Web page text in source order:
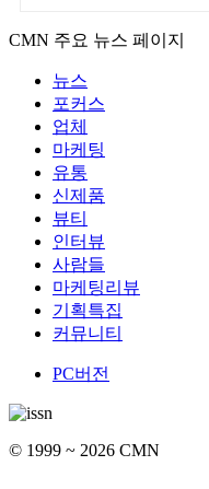
CMN 주요 뉴스 페이지
뉴스
포커스
업체
마케팅
유통
신제품
뷰티
인터뷰
사람들
마케팅리뷰
기획특집
커뮤니티
PC버전
© 1999 ~ 2026 CMN